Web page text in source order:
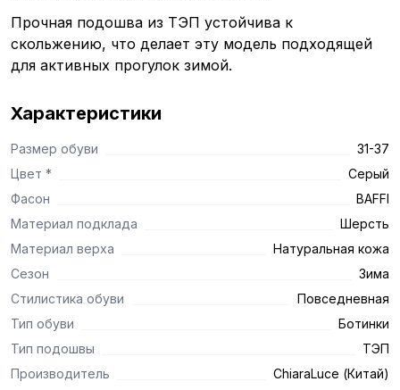
Прочная подошва из ТЭП устойчива к
скольжению, что делает эту модель подходящей
для активных прогулок зимой.
Характеристики
Размер обуви
31-37
Цвет *
Серый
Фасон
BAFFI
Материал подклада
Шерсть
Материал верха
Натуральная кожа
Сезон
Зима
Стилистика обуви
Повседневная
Тип обуви
Ботинки
Тип подошвы
ТЭП
Производитель
ChiaraLuce (Китай)